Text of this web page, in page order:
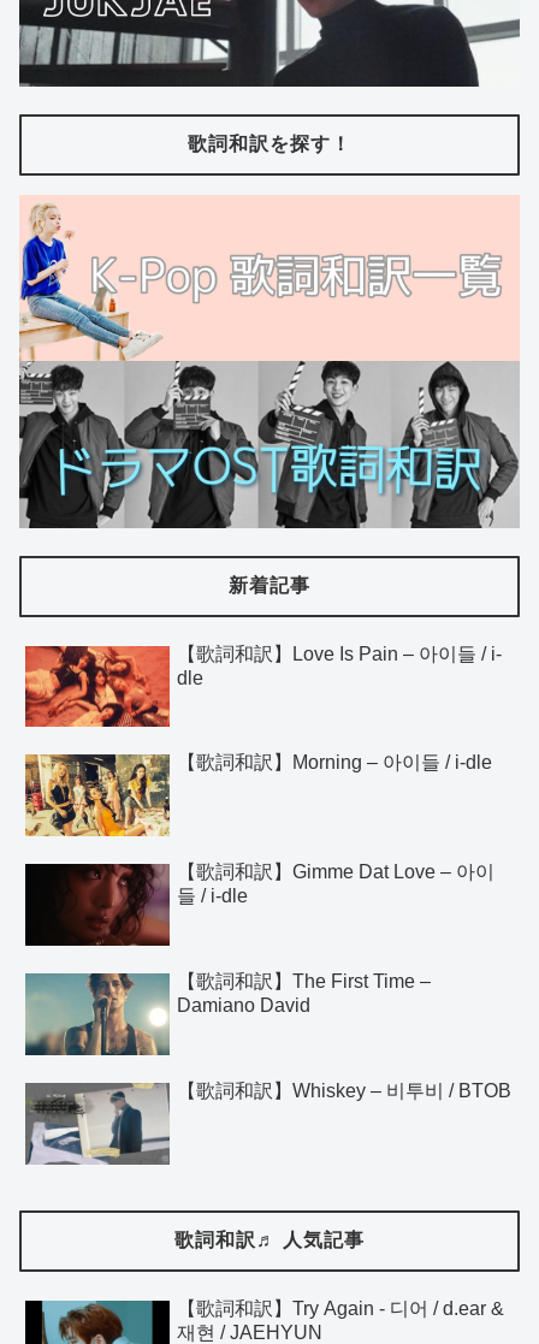
歌詞和訳を探す！
新着記事
【歌詞和訳】Love Is Pain – 아이들 / i-
dle
【歌詞和訳】Morning – 아이들 / i-dle
【歌詞和訳】Gimme Dat Love – 아이
들 / i-dle
【歌詞和訳】The First Time –
Damiano David
【歌詞和訳】Whiskey – 비투비 / BTOB
歌詞和訳♬ 人気記事
【歌詞和訳】Try Again - 디어 / d.ear &
재현 / JAEHYUN